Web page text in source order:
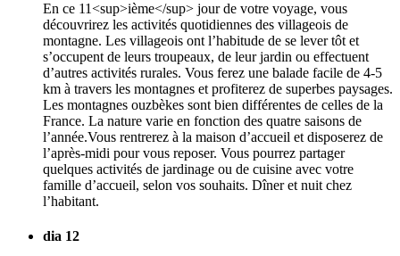
En ce 11<sup>ième</sup> jour de votre voyage, vous
découvrirez les activités quotidiennes des villageois de
montagne. Les villageois ont l’habitude de se lever tôt et
s’occupent de leurs troupeaux, de leur jardin ou effectuent
d’autres activités rurales. Vous ferez une balade facile de 4-5
km à travers les montagnes et profiterez de superbes paysages.
Les montagnes ouzbèkes sont bien différentes de celles de la
France. La nature varie en fonction des quatre saisons de
l’année.Vous rentrerez à la maison d’accueil et disposerez de
l’après-midi pour vous reposer. Vous pourrez partager
quelques activités de jardinage ou de cuisine avec votre
famille d’accueil, selon vos souhaits. Dîner et nuit chez
l’habitant.
dia 12